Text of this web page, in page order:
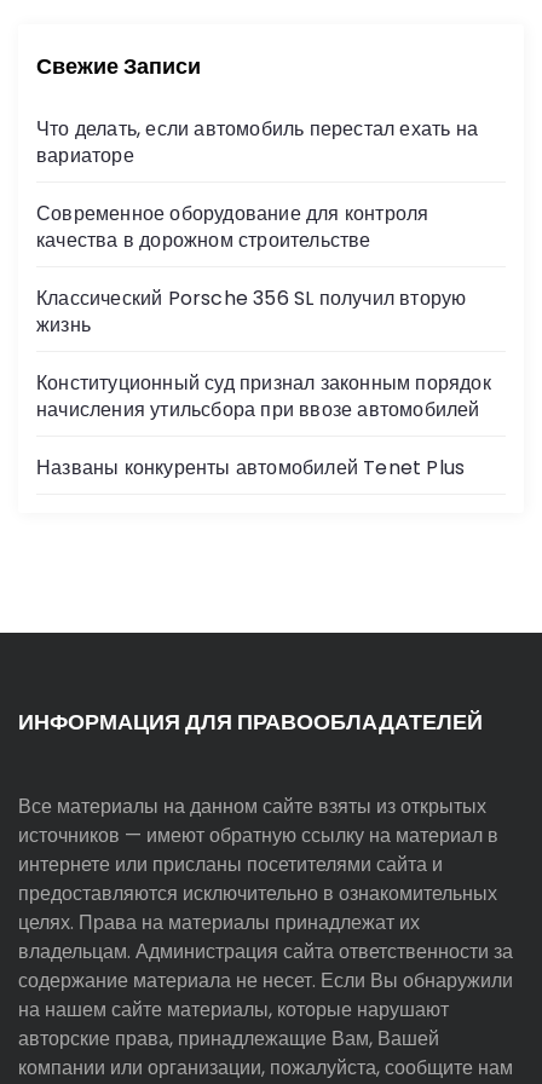
:Свежие Записи
Что делать, если автомобиль перестал ехать на
вариаторе
Современное оборудование для контроля
качества в дорожном строительстве
Классический Porsche 356 SL получил вторую
жизнь
Конституционный суд признал законным порядок
начисления утильсбора при ввозе автомобилей
Названы конкуренты автомобилей Tenet Plus
ИНФОРМАЦИЯ ДЛЯ ПРАВООБЛАДАТЕЛЕЙ
Все материалы на данном сайте взяты из открытых
источников — имеют обратную ссылку на материал в
интернете или присланы посетителями сайта и
предоставляются исключительно в ознакомительных
целях. Права на материалы принадлежат их
владельцам. Администрация сайта ответственности за
содержание материала не несет. Если Вы обнаружили
на нашем сайте материалы, которые нарушают
авторские права, принадлежащие Вам, Вашей
компании или организации, пожалуйста, сообщите нам